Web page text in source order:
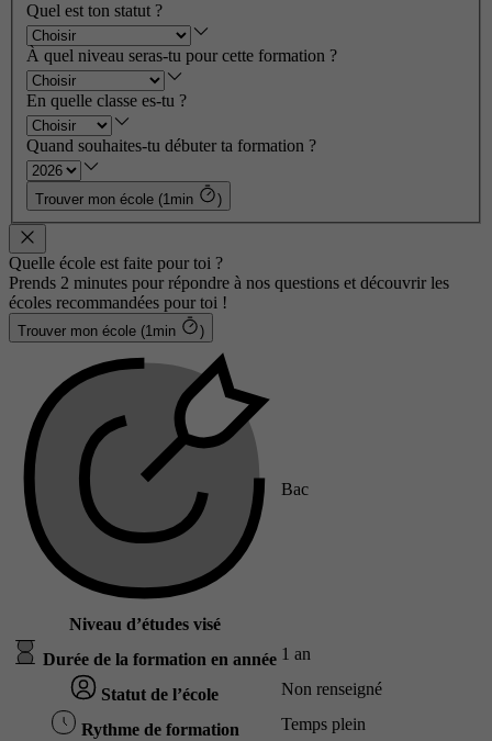
Quel est ton statut ?
À quel niveau seras-tu pour cette formation ?
En quelle classe es-tu ?
Quand souhaites-tu débuter ta formation ?
Trouver mon école (1min )
Quelle école est faite pour toi ?
Prends 2 minutes pour répondre à nos questions et découvrir les
écoles recommandées pour toi !
Trouver mon école (1min )
Niveau d’études visé
Bac
Durée de la formation en année 1 an
Statut de l’école Non renseigné
Rythme de formation Temps plein